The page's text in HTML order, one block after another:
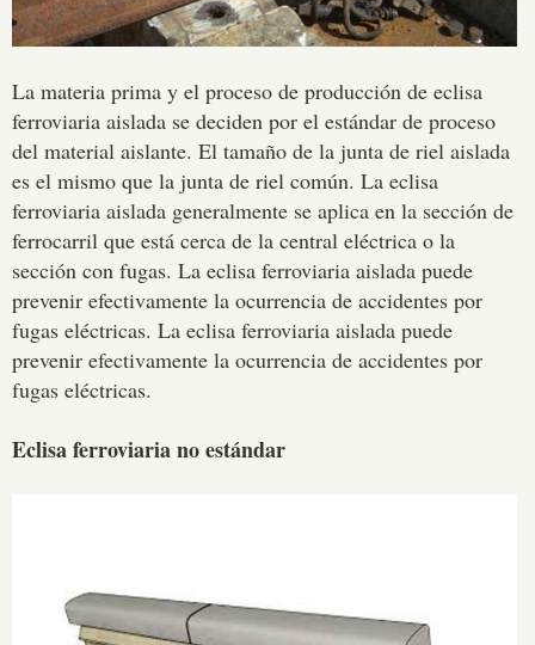
La materia prima y el proceso de producción de eclisa
ferroviaria aislada se deciden por el estándar de proceso
del material aislante. El tamaño de la junta de riel aislada
es el mismo que la junta de riel común. La eclisa
ferroviaria aislada generalmente se aplica en la sección de
ferrocarril que está cerca de la central eléctrica o la
sección con fugas. La eclisa ferroviaria aislada puede
prevenir efectivamente la ocurrencia de accidentes por
fugas eléctricas. La eclisa ferroviaria aislada puede
prevenir efectivamente la ocurrencia de accidentes por
fugas eléctricas.
Eclisa ferroviaria no estándar